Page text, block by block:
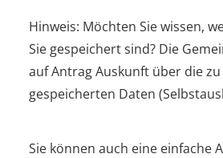
Hinweis: Möchten Sie wissen,
Sie gespeichert sind? Die
auf Antrag Auskunft über die
gespeicherten Daten
Sie können auch eine einfache